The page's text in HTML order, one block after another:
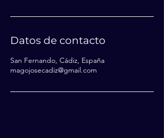
Datos de contacto
San Fernando, Cádiz, España
magojosecadiz@gmail.com